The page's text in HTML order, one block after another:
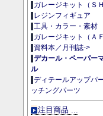
ガレージキット（Ｓ
レジンフィギュア
工具・カラー・素材
ガレージキット（ＡＦ
資料本／月刊誌->
デカール・ペーパー
ル
ディテールアップパ
ッチングパーツ
注目商品 ...